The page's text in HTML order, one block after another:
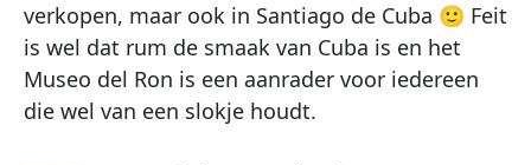
verkopen, maar ook in Santiago de Cuba 🙂 Feit
is wel dat rum de smaak van Cuba is en het
Museo del Ron is een aanrader voor iedereen
die wel van een slokje houdt.